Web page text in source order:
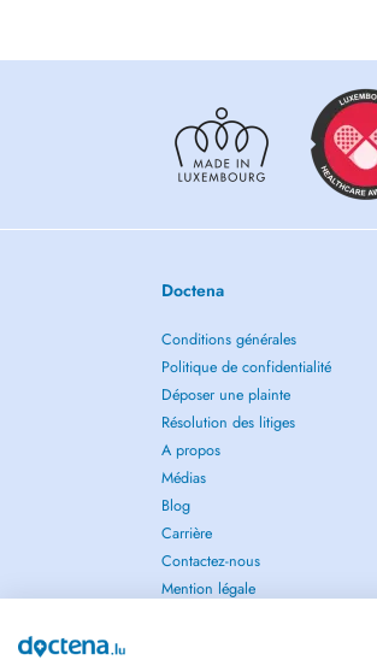
Doctena
Conditions générales
Politique de confidentialité
Déposer une plainte
Résolution des litiges
A propos
Médias
Blog
Carrière
Contactez-nous
Mention légale